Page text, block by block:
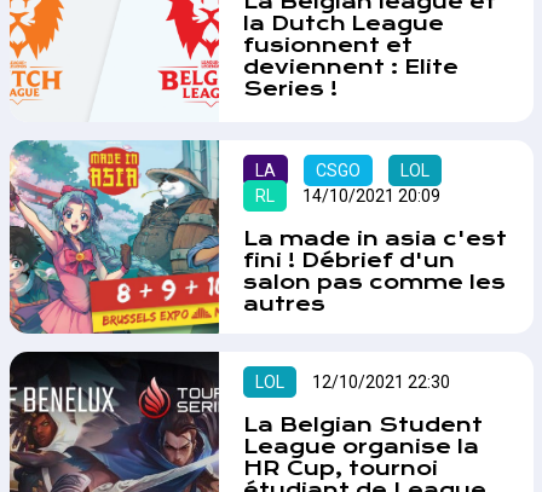
la Dutch League
fusionnent et
deviennent : Elite
Series !
des changements pour la Belgian
League…
LA CSGO
LOL
RL
14/10/2021 20:09
La made in asia c'est
fini ! Débrief d'un
salon pas comme les
autres
attiré pas moins de 55.000
visiteurs sur les 3 jours. Lan-
Area/la DH étant invité par Meta
pour le couverture presse des
tournois Esports , Shib, Jidé et
LOL 12/10/2021 22:30
La Belgian Student
League organise la
HR Cup, tournoi